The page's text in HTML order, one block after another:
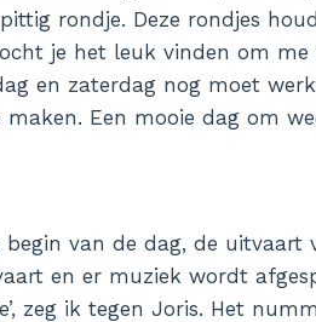
rondje. Deze rondjes
je het leuk vinden om
en zaterdag nog moet
Een mooie dag om
begin van de dag, de
en er muziek wordt
zeg ik tegen Joris. Het